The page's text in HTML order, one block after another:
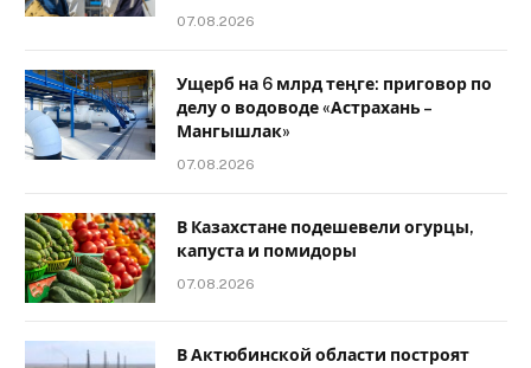
07.08.2026
Ущерб на 6 млрд теңге: приговор по
делу о водоводе «Астрахань –
Мангышлак»
07.08.2026
В Казахстане подешевели огурцы,
капуста и помидоры
07.08.2026
В Актюбинской области построят